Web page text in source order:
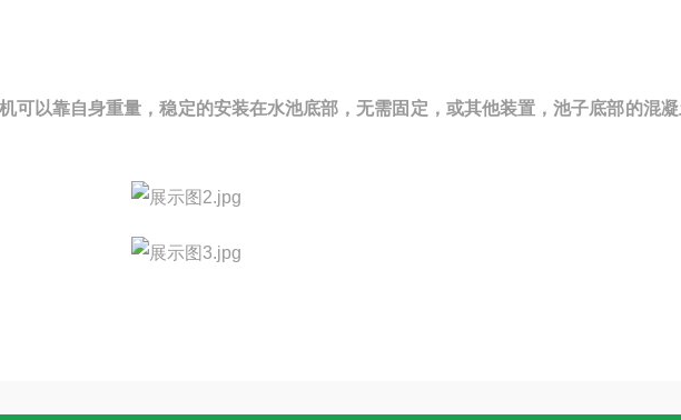
可以靠自身重量，稳定的安装在水池底部，无需固定，或其他装置，池子底部的混